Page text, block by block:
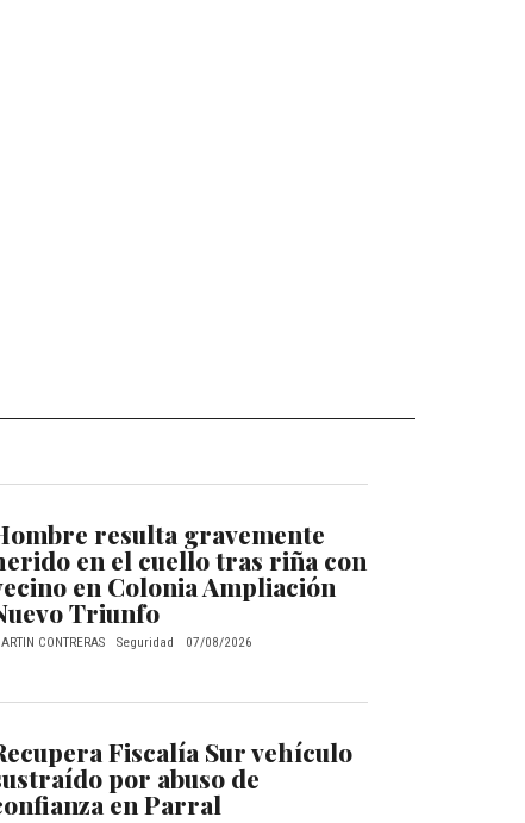
resulta gravemente
en el cuello tras riña con
en Colonia Ampliación
Triunfo
CONTRERAS Seguridad 07/08/2026
Fiscalía Sur vehículo
por abuso de
en Parral